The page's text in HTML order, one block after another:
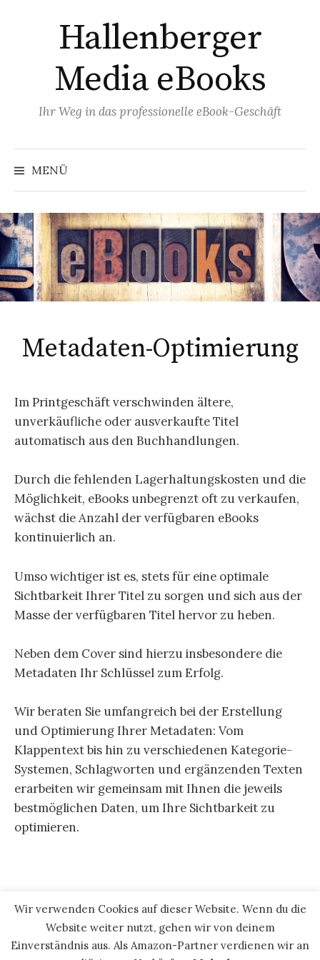
überspringenHallenberger
Media eBooks
Ihr Weg in das professionelle eBook-Geschäft
MENÜ
Metadaten-Optimierung
Im Printgeschäft verschwinden ältere,
unverkäufliche oder ausverkaufte Titel
automatisch aus den Buchhandlungen.
Durch die fehlenden Lagerhaltungskosten und die
Möglichkeit, eBooks unbegrenzt oft zu verkaufen,
wächst die Anzahl der verfügbaren eBooks
kontinuierlich an.
Umso wichtiger ist es, stets für eine optimale
Sichtbarkeit Ihrer Titel zu sorgen und sich aus der
Masse der verfügbaren Titel hervor zu heben.
Neben dem Cover sind hierzu insbesondere die
Metadaten Ihr Schlüssel zum Erfolg.
Wir beraten Sie umfangreich bei der Erstellung
und Optimierung Ihrer Metadaten: Vom
Klappentext bis hin zu verschiedenen Kategorie-
Systemen, Schlagworten und ergänzenden Texten
erarbeiten wir gemeinsam mit Ihnen die jeweils
bestmöglichen Daten, um Ihre Sichtbarkeit zu
optimieren.
Wir verwenden Cookies auf dieser Website. Wenn du die
Website weiter nutzt, gehen wir von deinem
Einverständnis aus. Als Amazon-Partner verdienen wir an